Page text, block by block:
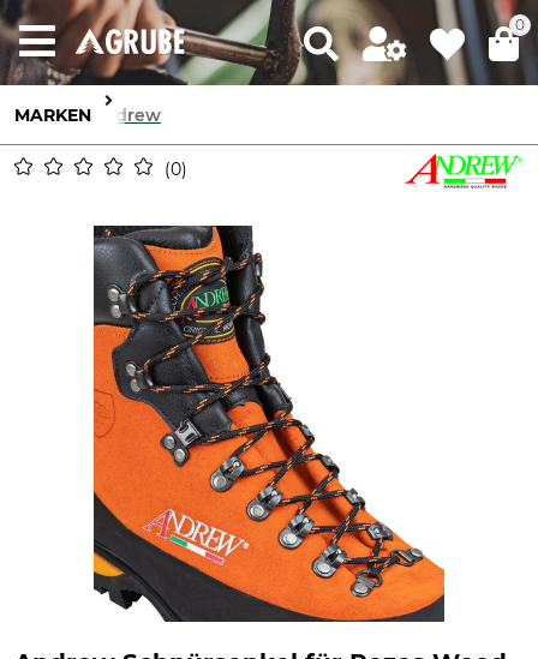
0
MARKEN Andrew
0